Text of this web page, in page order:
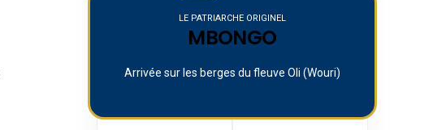
LE PATRIARCHE ORIGINEL
MBONGO
Arrivée sur les berges du fleuve Oli (Wouri)